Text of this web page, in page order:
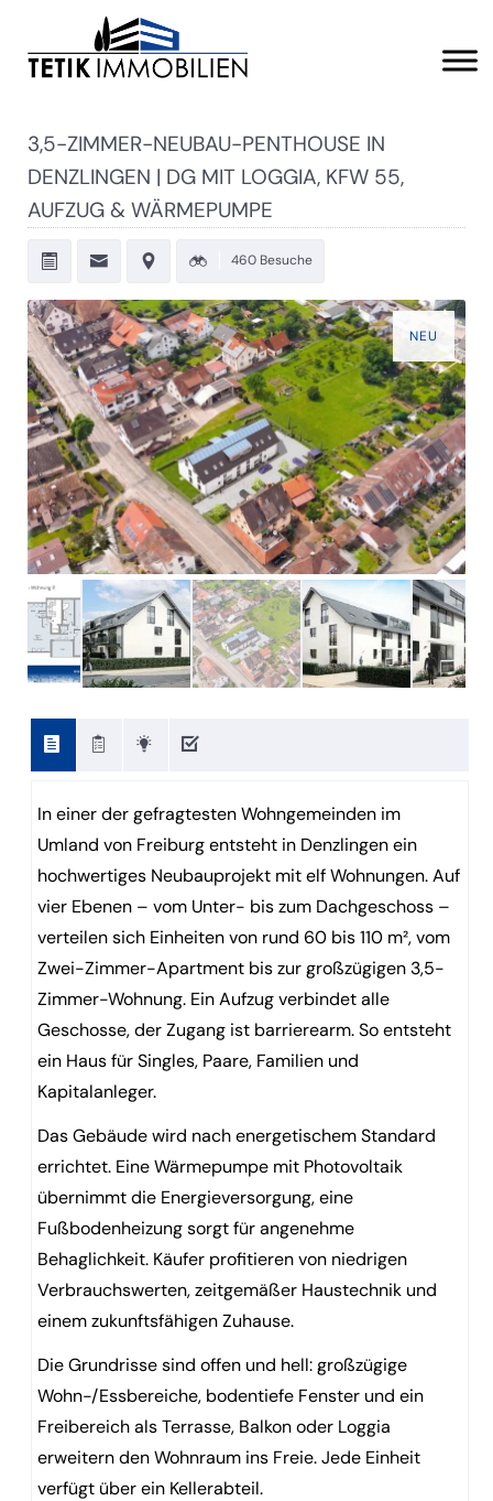
3,5-ZIMMER-NEUBAU-PENTHOUSE IN
DENZLINGEN | DG MIT LOGGIA, KFW 55,
AUFZUG & WÄRMEPUMPE
460 Besuche
NEU
In einer der gefragtesten Wohngemeinden im
Umland von Freiburg entsteht in Denzlingen ein
hochwertiges Neubauprojekt mit elf Wohnungen. Auf
vier Ebenen – vom Unter- bis zum Dachgeschoss –
verteilen sich Einheiten von rund 60 bis 110 m², vom
Zwei-Zimmer-Apartment bis zur großzügigen 3,5-
Zimmer-Wohnung. Ein Aufzug verbindet alle
Geschosse, der Zugang ist barrierearm. So entsteht
ein Haus für Singles, Paare, Familien und
Kapitalanleger.
Das Gebäude wird nach energetischem Standard
errichtet. Eine Wärmepumpe mit Photovoltaik
übernimmt die Energieversorgung, eine
Fußbodenheizung sorgt für angenehme
Behaglichkeit. Käufer profitieren von niedrigen
Verbrauchswerten, zeitgemäßer Haustechnik und
einem zukunftsfähigen Zuhause.
Die Grundrisse sind offen und hell: großzügige
Wohn-/Essbereiche, bodentiefe Fenster und ein
Freibereich als Terrasse, Balkon oder Loggia
erweitern den Wohnraum ins Freie. Jede Einheit
verfügt über ein Kellerabteil.